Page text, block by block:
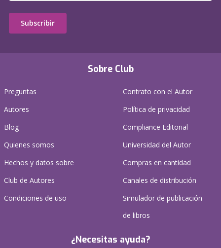
Sobre Club
Preguntas
Autores
Blog
Quienes somos
Hechos y datos sobre
Club de Autores
Condiciones de uso
Contrato con el Autor
Política de privacidad
Compliance Editorial
Universidad del Autor
Compras en cantidad
Canales de distribución
Simulador de publicación
de libros
¿Necesitas ayuda?
Subscribir